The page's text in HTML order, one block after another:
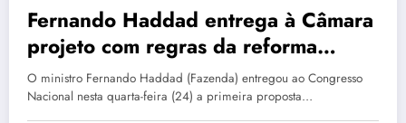
Fernando Haddad entrega à Câmara
projeto com regras da reforma
tributária
O ministro Fernando Haddad (Fazenda) entregou ao Congresso
Nacional nesta quarta-feira (24) a primeira proposta…